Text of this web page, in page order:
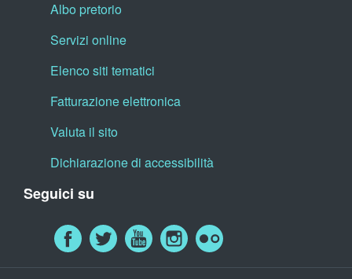
Albo pretorio
Servizi online
Elenco siti tematici
Fatturazione elettronica
Valuta il sito
Dichiarazione di accessibilità
Seguici su